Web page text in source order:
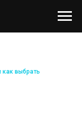
как выбрать